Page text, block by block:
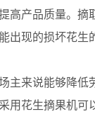
产品质量。摘
出现的损坏花生
来说能够降低
用花生摘果机可